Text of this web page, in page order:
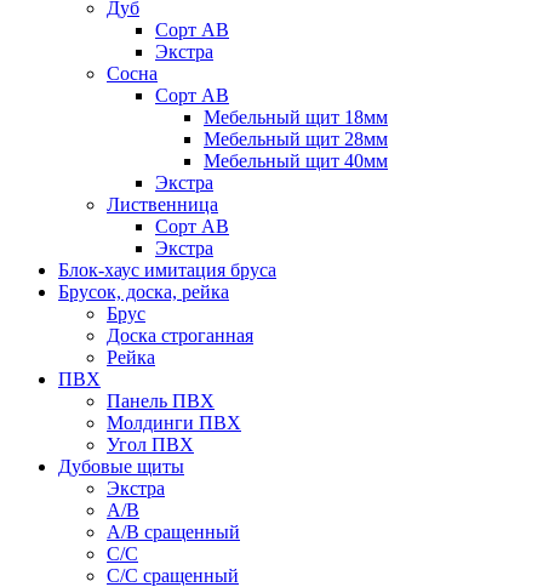
Дуб
Сорт АВ
Экстра
Сосна
Сорт АВ
Мебельный щит 18мм
Мебельный щит 28мм
Мебельный щит 40мм
Экстра
Лиственница
Сорт АВ
Экстра
Блок-хаус имитация бруса
Брусок, доска, рейка
Брус
Доска строганная
Рейка
ПВХ
Панель ПВХ
Молдинги ПВХ
Угол ПВХ
Дубовые щиты
Экстра
А/В
А/В сращенный
С/С
С/С сращенный